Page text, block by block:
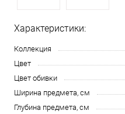
Характеристики:
Коллекция
Цвет
Цвет обивки
Ширина предмета, см
Глубина предмета, см